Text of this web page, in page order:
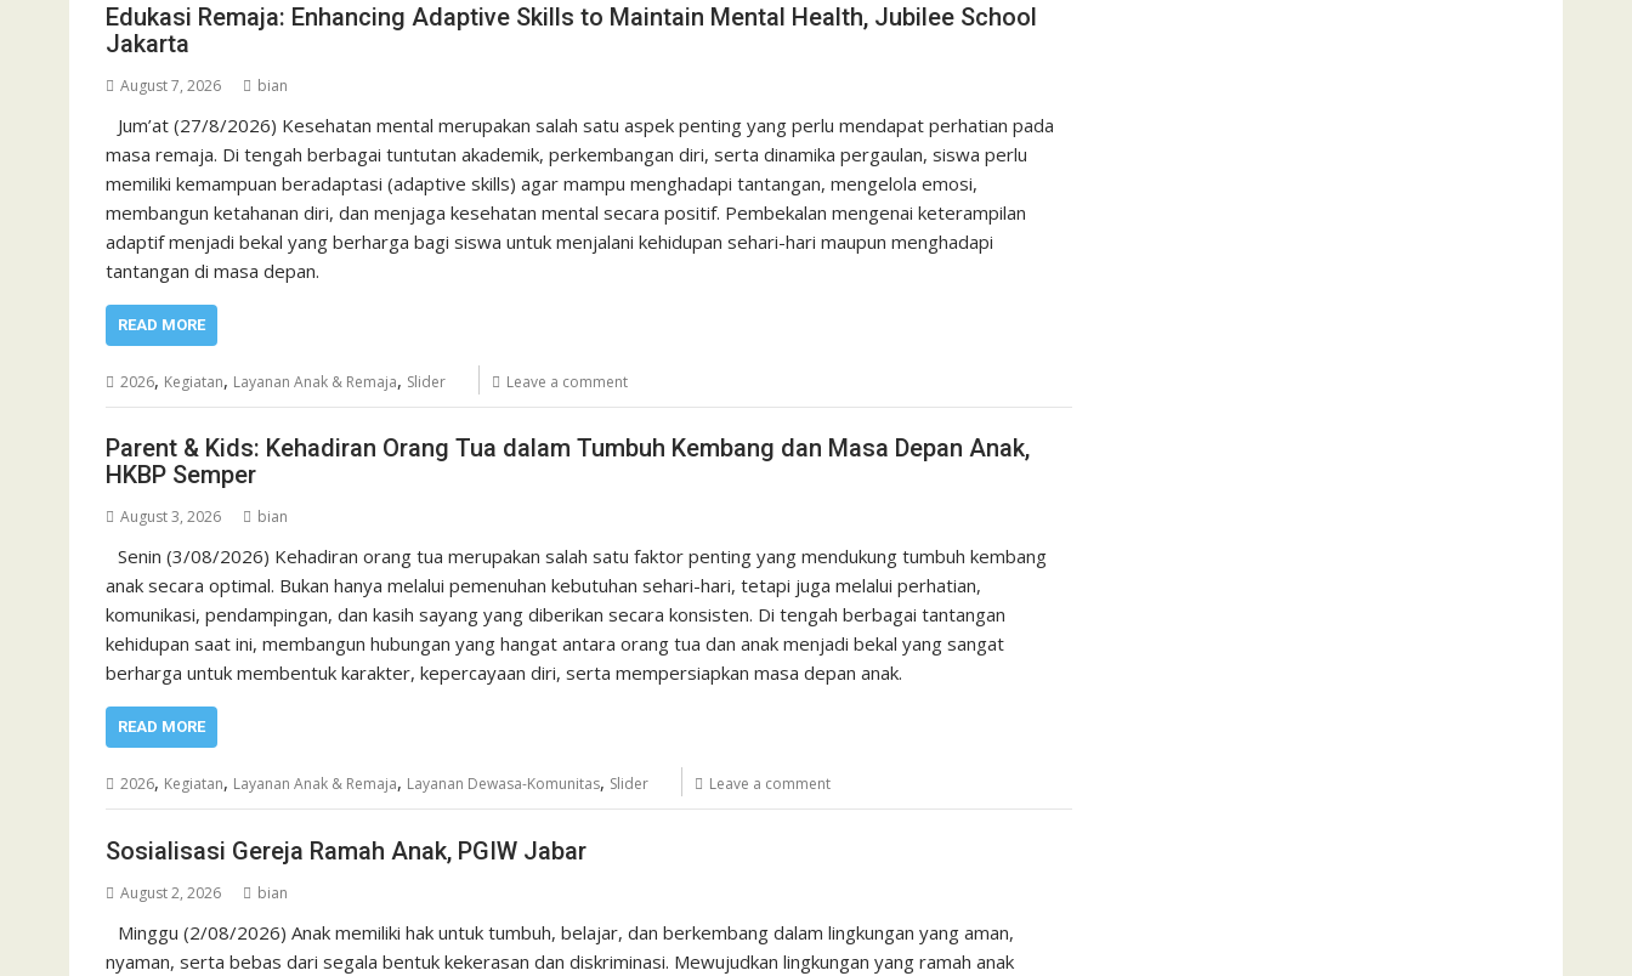
Edukasi Remaja: Enhancing Adaptive Skills to Maintain Mental Health, Jubilee School
Jakarta
August 7, 2026 bian
Jum’at (27/8/2026) Kesehatan mental merupakan salah satu aspek penting yang perlu mendapat perhatian pada
masa remaja. Di tengah berbagai tuntutan akademik, perkembangan diri, serta dinamika pergaulan, siswa perlu
memiliki kemampuan beradaptasi (adaptive skills) agar mampu menghadapi tantangan, mengelola emosi,
membangun ketahanan diri, dan menjaga kesehatan mental secara positif. Pembekalan mengenai keterampilan
adaptif menjadi bekal yang berharga bagi siswa untuk menjalani kehidupan sehari-hari maupun menghadapi
tantangan di masa depan.
READ MORE
2026, Kegiatan, Layanan Anak & Remaja, Slider Leave a comment
Parent & Kids: Kehadiran Orang Tua dalam Tumbuh Kembang dan Masa Depan Anak,
HKBP Semper
August 3, 2026 bian
Senin (3/08/2026) Kehadiran orang tua merupakan salah satu faktor penting yang mendukung tumbuh kembang
anak secara optimal. Bukan hanya melalui pemenuhan kebutuhan sehari-hari, tetapi juga melalui perhatian,
komunikasi, pendampingan, dan kasih sayang yang diberikan secara konsisten. Di tengah berbagai tantangan
kehidupan saat ini, membangun hubungan yang hangat antara orang tua dan anak menjadi bekal yang sangat
berharga untuk membentuk karakter, kepercayaan diri, serta mempersiapkan masa depan anak.
READ MORE
2026, Kegiatan, Layanan Anak & Remaja, Layanan Dewasa-Komunitas, Slider Leave a comment
Sosialisasi Gereja Ramah Anak, PGIW Jabar
August 2, 2026 bian
Minggu (2/08/2026) Anak memiliki hak untuk tumbuh, belajar, dan berkembang dalam lingkungan yang aman,
nyaman, serta bebas dari segala bentuk kekerasan dan diskriminasi. Mewujudkan lingkungan yang ramah anak